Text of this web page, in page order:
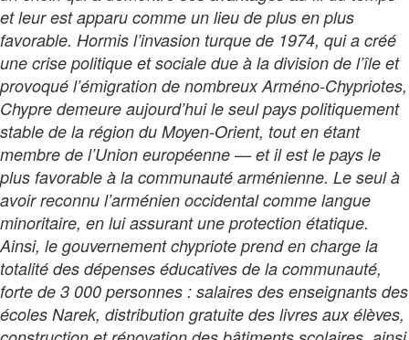
et leur est apparu comme un lieu de plus en plus
favorable. Hormis l’invasion turque de 1974, qui a créé
une crise politique et sociale due à la division de l’île et
provoqué l’émigration de nombreux Arméno-Chypriotes,
Chypre demeure aujourd’hui le seul pays politiquement
stable de la région du Moyen-Orient, tout en étant
membre de l’Union européenne — et il est le pays le
plus favorable à la communauté arménienne. Le seul à
avoir reconnu l’arménien occidental comme langue
minoritaire, en lui assurant une protection étatique.
Ainsi, le gouvernement chypriote prend en charge la
totalité des dépenses éducatives de la communauté,
forte de 3 000 personnes : salaires des enseignants des
écoles Narek, distribution gratuite des livres aux élèves,